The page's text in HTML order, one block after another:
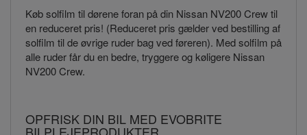
Køb solfilm til dørene foran på din Nissan NV200 Crew til
en reduceret pris! (Reduceret pris gælder ved bestilling af
solfilm til de øvrige ruder bag ved føreren). Med solfilm på
alle ruder får du en bedre, tryggere og køligere Nissan
NV200 Crew.
OPFRISK DIN BIL MED EVOBRITE
BILPLEJEPRODUKTER